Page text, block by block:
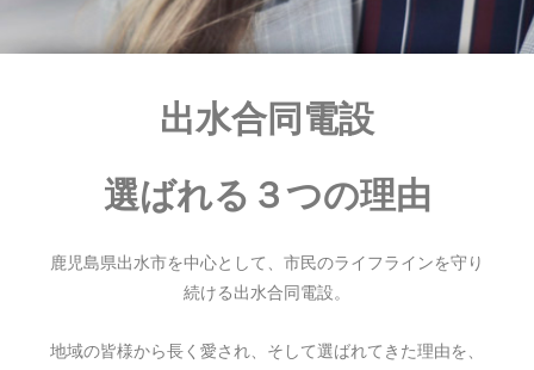
出水合同電設
選ばれる３つの理由
鹿児島県出水市を中心として、市民のライフラインを守り
続ける出水合同電設。
地域の皆様から長く愛され、そして選ばれてきた理由を、